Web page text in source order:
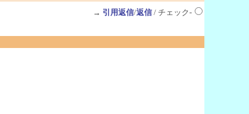
→ 引用返信/返信/ チェック-